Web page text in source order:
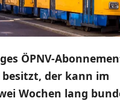
ÖPNV-
der kann im
Wochen lang